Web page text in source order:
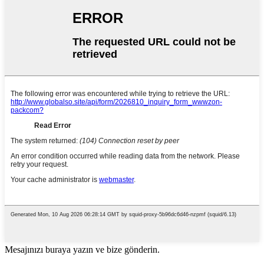
Mesajınızı buraya yazın ve bize gönderin.